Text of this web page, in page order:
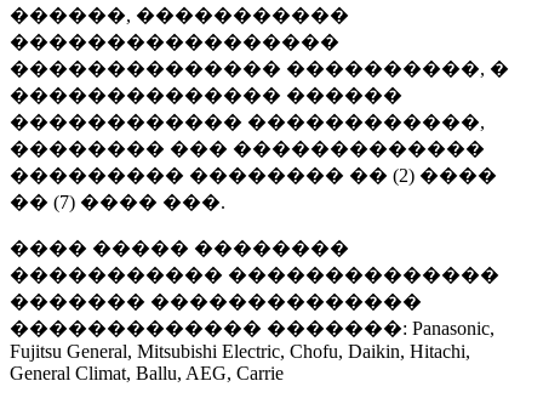
������, �����������
�����������������
�������������� ����������, �
�������������� ������
������������ ������������,
�������� ��� �������������
��������� �������� �� (2) ����
�� (7) ���� ���.
���� ����� ��������
����������� ��������������
������� ��������������
������������� �������: Panasonic,
Fujitsu General, Mitsubishi Electric, Chofu, Daikin, Hitachi,
General Climat, Ballu, AEG, Carrie